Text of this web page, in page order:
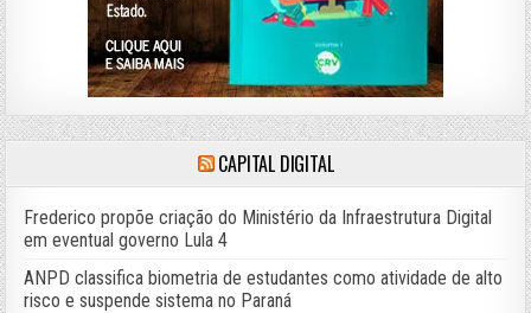
CAPITAL DIGITAL
Frederico propõe criação do Ministério da Infraestrutura Digital
em eventual governo Lula 4
ANPD classifica biometria de estudantes como atividade de alto
risco e suspende sistema no Paraná